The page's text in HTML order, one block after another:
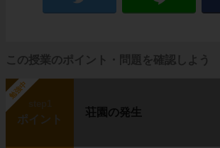
この授業のポイント・問題を確認しよう
勉強中
ポイント
荘園の発生